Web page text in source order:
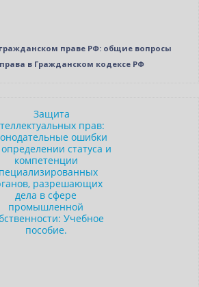
праве РФ: общие вопросы
в Гражданском кодексе РФ